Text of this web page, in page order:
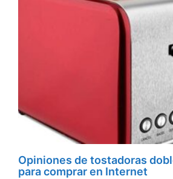
Opiniones de tostadoras
para comprar en Internet